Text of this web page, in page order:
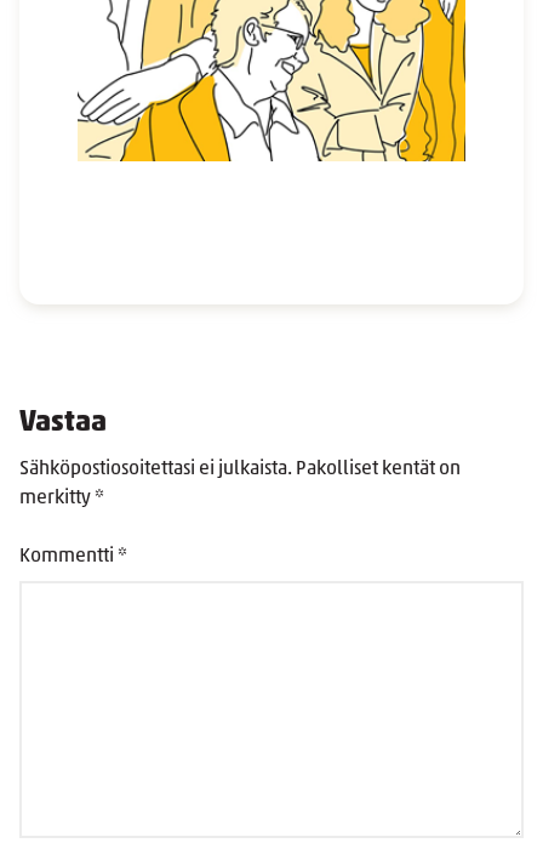
Vastaa
Sähköpostiosoitettasi ei julkaista. Pakolliset kentät on
merkitty *
Kommentti *